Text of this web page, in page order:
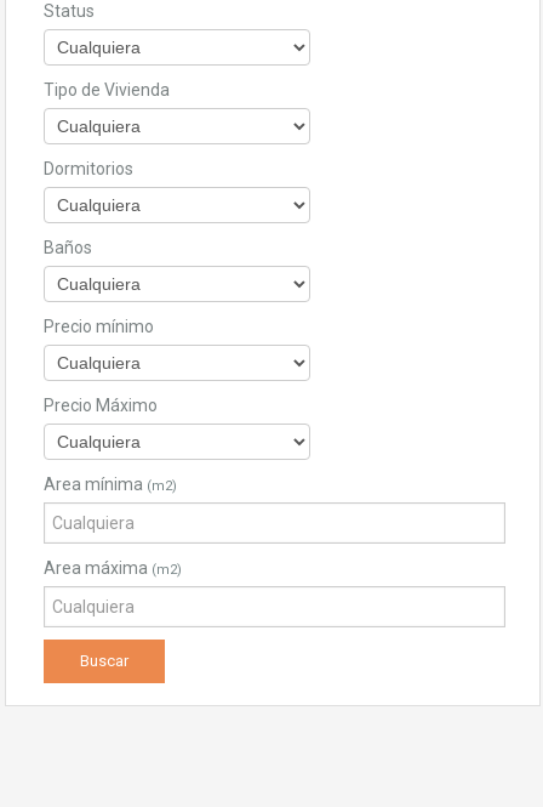
Status
Tipo de Vivienda
Dormitorios
Baños
Precio mínimo
Precio Máximo
Area mínima (m2)
Area máxima (m2)